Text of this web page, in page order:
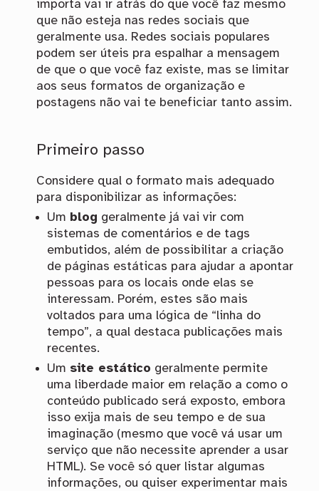
importa vai ir atrás do que você faz mesmo
que não esteja nas redes sociais que
geralmente usa. Redes sociais populares
podem ser úteis pra espalhar a mensagem
de que o que você faz existe, mas se limitar
aos seus formatos de organização e
postagens não vai te beneficiar tanto assim.
Primeiro passo
Considere qual o formato mais adequado
para disponibilizar as informações:
Um blog geralmente já vai vir com
sistemas de comentários e de tags
embutidos, além de possibilitar a criação
de páginas estáticas para ajudar a apontar
pessoas para os locais onde elas se
interessam. Porém, estes são mais
voltados para uma lógica de “linha do
tempo”, a qual destaca publicações mais
recentes.
Um site estático geralmente permite
uma liberdade maior em relação a como o
conteúdo publicado será exposto, embora
isso exija mais de seu tempo e de sua
imaginação (mesmo que você vá usar um
serviço que não necessite aprender a usar
HTML). Se você só quer listar algumas
informações, ou quiser experimentar mais